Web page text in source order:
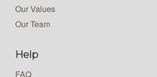
Our Values
Our Team
Help
FAQ